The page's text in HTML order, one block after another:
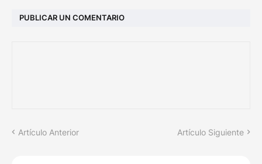
PUBLICAR UN COMENTARIO
Artículo Anterior Artículo Siguiente